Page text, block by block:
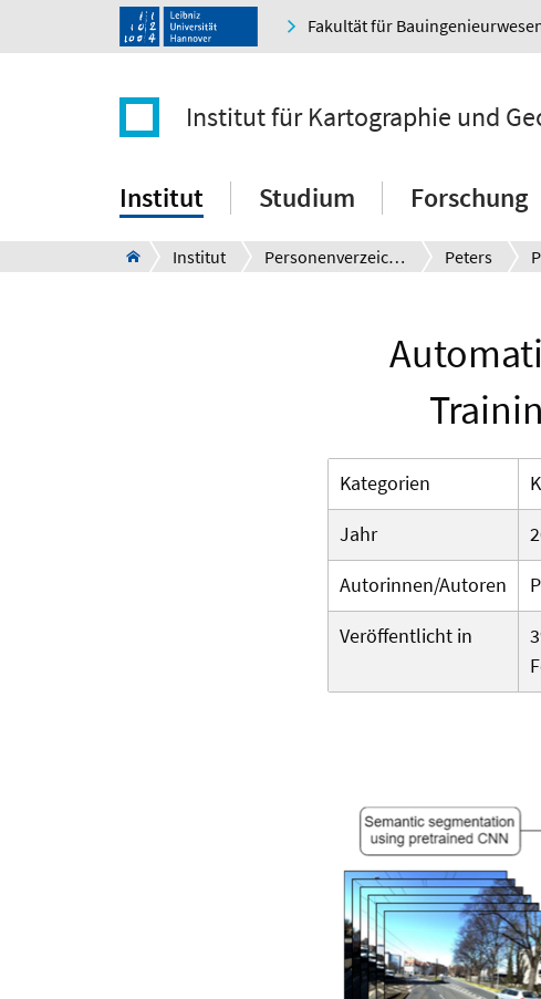
Fakultät für
Institut für Kartographie und
Institut Studium Forschung
Institut Personenverzeichnis Peters
Kategorien
Jahr
Autorinnen/Autoren
Veröffentlicht in